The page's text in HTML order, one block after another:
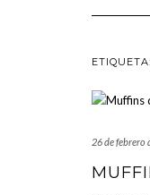
ETIQUETA:
26 de febrero